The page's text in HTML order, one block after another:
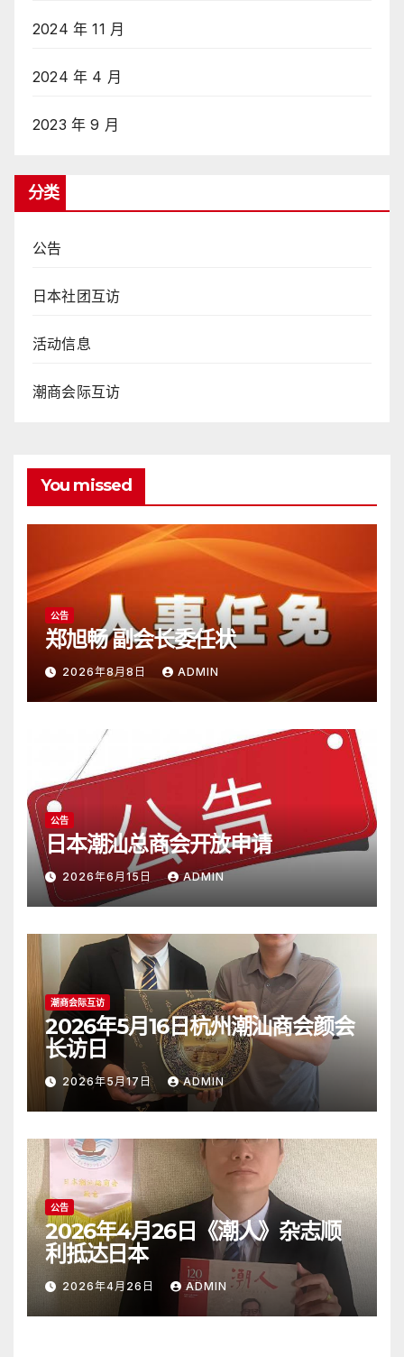
2024 年 11 月
2024 年 4 月
2023 年 9 月
分类
公告
日本社团互访
活动信息
潮商会际互访
You missed
公告
郑旭畅 副会长委任状
2026年8月8日 ADMIN
公告
日本潮汕总商会开放申请
2026年6月15日 ADMIN
潮商会际互访
2026年5月16日杭州潮汕商会颜会
长访日
2026年5月17日 ADMIN
公告
2026年4月26日《潮人》杂志顺
利抵达日本
2026年4月26日 ADMIN